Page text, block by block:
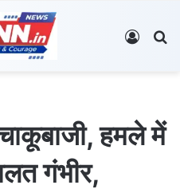
Log In
हमले में
गंभीर,